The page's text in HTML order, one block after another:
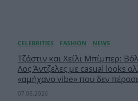
Τζάστιν και Χείλι Μπίμπερ:
Λος Άντζελες με casual looks
«αμήχανο vibe» που δεν
07.08.2026